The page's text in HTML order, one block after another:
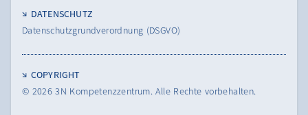
DATENSCHUTZ
Datenschutzgrundverordnung (DSGVO)
COPYRIGHT
© 20263N Kompetenzzentrum. Alle Rechte vorbehalten.